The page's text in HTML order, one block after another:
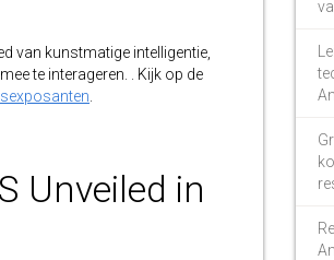
van kunstmatige intelligentie,
te interageren. . Kijk op de
Unveiled in